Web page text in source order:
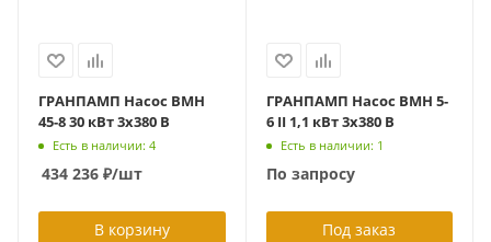
ГРАНПАМП Насос ВМН
45-8 30 кВт 3х380 В
Есть в наличии: 4
434 236 ₽/шт
В корзину
ГРАНПАМП Насос ВМН 5-
6 II 1,1 кВт 3х380 В
Есть в наличии: 1
По запросу
Под заказ